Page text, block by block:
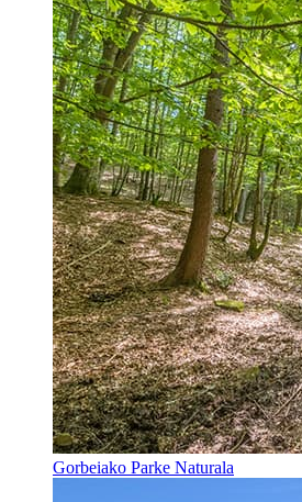
Gorbeiako Parke Naturala